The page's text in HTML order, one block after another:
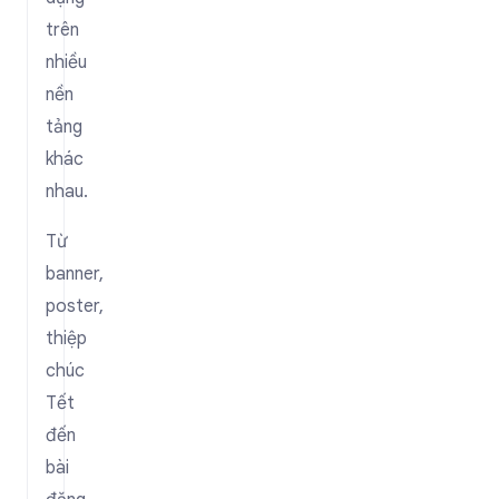
trên
nhiều
nền
tảng
khác
nhau.
Từ
banner,
poster,
thiệp
chúc
Tết
đến
bài